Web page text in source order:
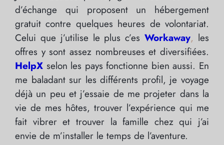
d’échange qui proposent un hébergement
gratuit contre quelques heures de volontariat.
Celui que j’utilise le plus c’esWorkaway, les
offres y sont assez nombreuses et diversifiées.
HelpX selon les pays fonctionne bien aussi. En
me baladant sur les différents profil, je voyage
déjà un peu et j’essaie de me projeter dans la
vie de mes hôtes, trouver l’expérience qui me
fait vibrer et trouver la famille chez qui j’ai
envie de m’installer le temps de l’aventure.